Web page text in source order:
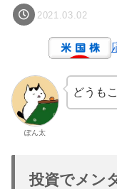
2021.03.02
ぽん太
どうも
投資でメン